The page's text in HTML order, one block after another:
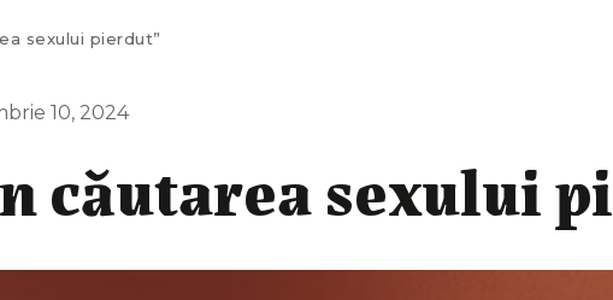
sexului pierdut”
10, 2024
căutarea sexului